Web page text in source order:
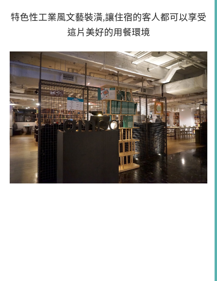
特色性工業風文藝裝潢,讓住宿的客人都可以享受
這片美好的用餐環境